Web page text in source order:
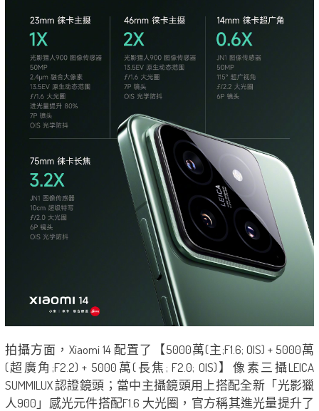
拍攝方面，Xiaomi 14 配置了【5000萬(主;F1.6; OIS) + 5000萬
(超廣角;F2.2) + 5000萬(長焦; F2.0; OIS)】像素三攝LEICA
SUMMILUX 認證鏡頭；當中主攝鏡頭用上搭配全新「光影獵
人900」感光元件搭配F1.6 大光圈，官方稱其進光量提升了